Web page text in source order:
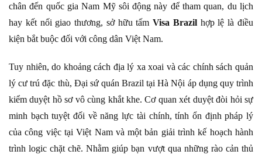
chân đến quốc gia Nam Mỹ sôi động này để tham quan, du lịch
hay kết nối giao thương, sở hữu tấmVisa Brazilhợp lệ là điều
kiện bắt buộc đối với công dân Việt Nam.
Tuy nhiên, do khoảng cách địa lý xa xoai và các chính sách quản
lý cư trú đặc thù, Đại sứ quán Brazil tại Hà Nội áp dụng quy trình
kiểm duyệt hồ sơ vô cùng khắt khe. Cơ quan xét duyệt đòi hỏi sự
minh bạch tuyệt đối về năng lực tài chính, tính ổn định pháp lý
của công việc tại Việt Nam và một bản giải trình kế hoạch hành
trình logic chặt chẽ. Nhằm giúp bạn vượt qua những rào cản thủ